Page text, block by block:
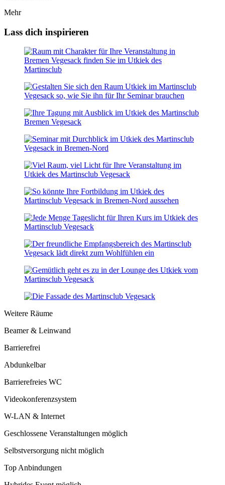
Mehr
Lass dich inspirieren
Weitere Räume
Beamer & Leinwand
Barrierefrei
Abdunkelbar
Barrierefreies WC
Videokonferenzsystem
W-LAN & Internet
Geschlossene Veranstaltungen möglich
Selbstversorgung nicht möglich
Top Anbindungen